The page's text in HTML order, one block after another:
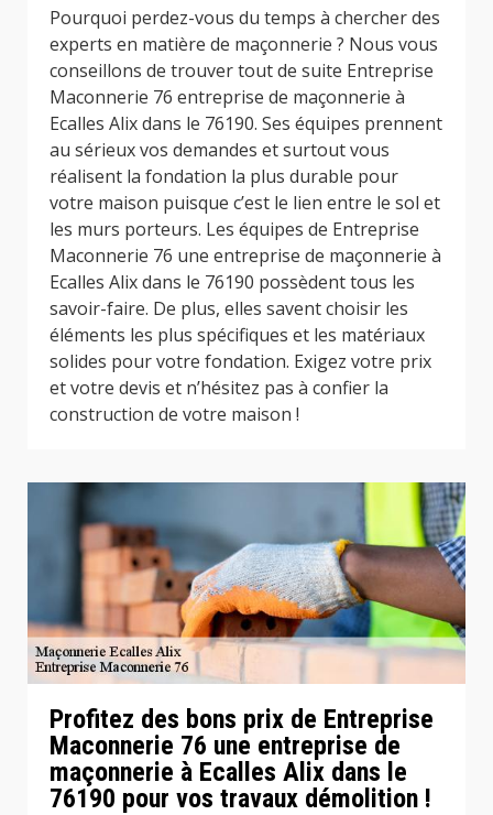
Pourquoi perdez-vous du temps à chercher des
experts en matière de maçonnerie ? Nous vous
conseillons de trouver tout de suite Entreprise
Maconnerie 76 entreprise de maçonnerie à
Ecalles Alix dans le 76190. Ses équipes prennent
au sérieux vos demandes et surtout vous
réalisent la fondation la plus durable pour
votre maison puisque c’est le lien entre le sol et
les murs porteurs. Les équipes de Entreprise
Maconnerie 76 une entreprise de maçonnerie à
Ecalles Alix dans le 76190 possèdent tous les
savoir-faire. De plus, elles savent choisir les
éléments les plus spécifiques et les matériaux
solides pour votre fondation. Exigez votre prix
et votre devis et n’hésitez pas à confier la
construction de votre maison !
Profitez des bons prix de Entreprise
Maconnerie 76 une entreprise de
maçonnerie à Ecalles Alix dans le
76190 pour vos travaux démolition !